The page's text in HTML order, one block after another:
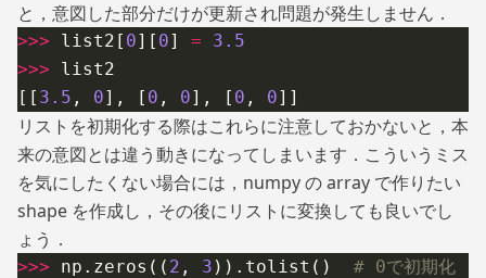
と，意図した部分だけが更新され問題が発生しません．
>>> list2[ 0][ 0] = 3.5
>>> list2
[[ 3.5 , 0], [ 0 , 0], [ 0 , 0]]
リストを初期化する際はこれらに注意しておかないと，本
来の意図とは違う動きになってしまいます．こういうミス
を気にしたくない場合には，numpy の array で作りたい
shape を作成し，その後にリストに変換しても良いでし
ょう．
>>> np.zeros(( 2 , 3 )).tolist()
  # 0で初期化